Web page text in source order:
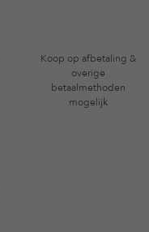
Koop op afbetaling &
overige
betaalmethoden
mogelijk